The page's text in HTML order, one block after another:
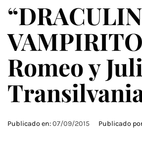
Romeo y
Publicado en:07/09/2015 Publicado